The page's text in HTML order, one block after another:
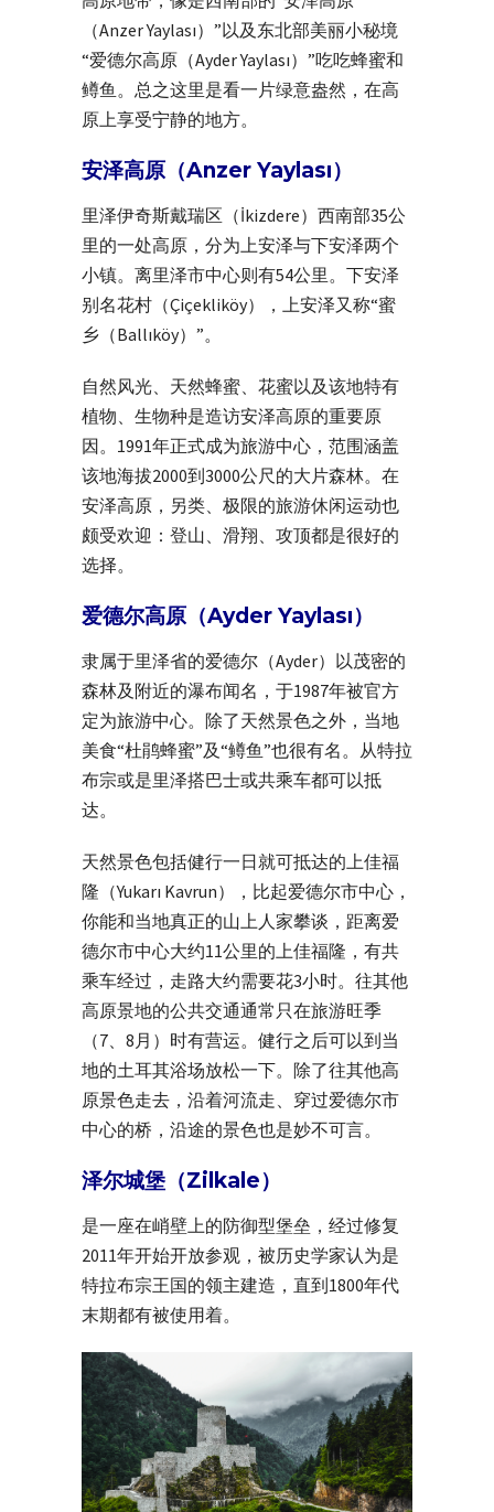
（Anzer Yaylası）”以及东北部美丽小秘境
“爱德尔高原（Ayder Yaylası）”吃吃蜂蜜和
鳟鱼。总之这里是看一片绿意盎然，在高
原上享受宁静的地方。
安泽高原（Anzer Yaylası）
里泽伊奇斯戴瑞区（İkizdere）西南部35公
里的一处高原，分为上安泽与下安泽两个
小镇。离里泽市中心则有54公里。下安泽
别名花村（Çiçekliköy），上安泽又称“蜜
乡（Ballıköy）”。
自然风光、天然蜂蜜、花蜜以及该地特有
植物、生物种是造访安泽高原的重要原
因。1991年正式成为旅游中心，范围涵盖
该地海拔2000到3000公尺的大片森林。在
安泽高原，另类、极限的旅游休闲运动也
颇受欢迎：登山、滑翔、攻顶都是很好的
选择。
爱德尔高原（Ayder Yaylası）
隶属于里泽省的爱德尔（Ayder）以茂密的
森林及附近的瀑布闻名，于1987年被官方
定为旅游中心。除了天然景色之外，当地
美食“杜鹃蜂蜜”及“鳟鱼”也很有名。从特拉
布宗或是里泽搭巴士或共乘车都可以抵
达。
天然景色包括健行一日就可抵达的上佳福
隆（Yukarı Kavrun），比起爱德尔市中心，
你能和当地真正的山上人家攀谈，距离爱
德尔市中心大约11公里的上佳福隆，有共
乘车经过，走路大约需要花3小时。往其他
高原景地的公共交通通常只在旅游旺季
（7、8月）时有营运。健行之后可以到当
地的土耳其浴场放松一下。除了往其他高
原景色走去，沿着河流走、穿过爱德尔市
中心的桥，沿途的景色也是妙不可言。
泽尔城堡（Zilkale）
是一座在峭壁上的防御型堡垒，经过修复
2011年开始开放参观，被历史学家认为是
特拉布宗王国的领主建造，直到1800年代
末期都有被使用着。